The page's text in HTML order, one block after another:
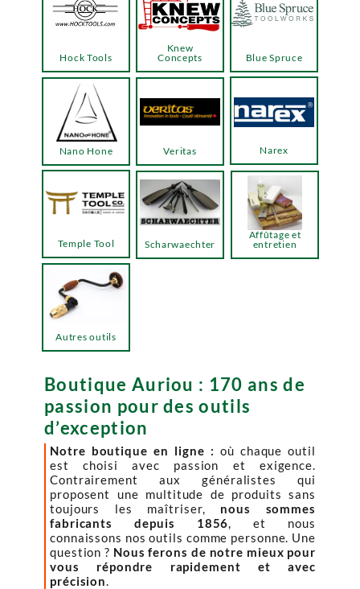
Boutique Auriou : 170 ans de
passion pour des outils
d’exception
Notre boutique en ligne : où chaque outil
est choisi avec passion et exigence.
Contrairement aux généralistes qui
proposent une multitude de produits sans
toujours les maîtriser, nous sommes
fabricants depuis 1856, et nous
connaissons nos outils comme personne. Une
question ? Nous ferons de notre mieux pour
vous répondre rapidement et avec
précision.
Hock Tools
Knew
Concepts
Temple Tool
Blue Spruce
Narex
Veritas
Nano Hone
Autres outils
Scharwaechter
Affûtage et
entretien